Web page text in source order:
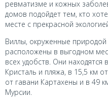
ревматизме и кожных
домов подойдет тем, кто
месте с прекрасной
Виллы, окруженные
расположены в выгодном
всех удобств. Они
Кристаль и пляжа, в 15,5 км
от гавани Картахены и в 49
Мурсии.